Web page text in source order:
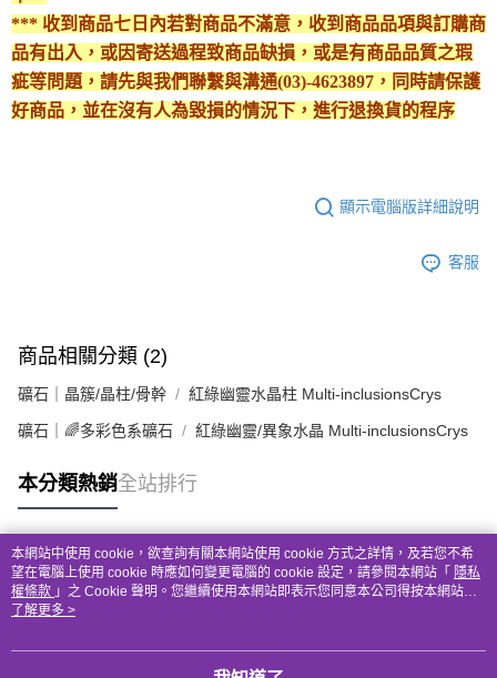
*** 收到商品七日內若對商品不滿意，收到商品品項與訂購商
品有出入，或因寄送過程致商品缺損，或是有商品品質之瑕
疵等問題，請先與我們聯繫與溝通(03)-4623897，同時請保護
好商品，並在沒有人為毀損的情況下，進行退換貨的程序
顯示電腦版詳細說明
客服
商品相關分類 (2)
礦石｜晶簇/晶柱/骨幹 紅綠幽靈水晶柱 Multi-inclusionsCrys
礦石｜🌈多彩色系礦石 紅綠幽靈/異象水晶 Multi-inclusionsCrys
本分類熱銷全站排行
熱門標籤
本網站中使用 cookie，欲查詢有關本網站使用 cookie 方式之詳情，及若您不希
望在電腦上使用 cookie 時應如何變更電腦的 cookie 設定，請參閱本網站「 隱私
權條款 」之 Cookie 聲明。您繼續使用本網站即表示您同意本公司得按本網站使
用條款之 Cookie 聲明使用 cookie。
了解更多 >